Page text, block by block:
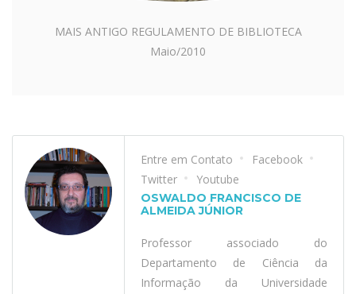
MAIS ANTIGO REGULAMENTO DE BIBLIOTECA
Maio/2010
Entre em Contato
Facebook
Twitter
Youtube
OSWALDO FRANCISCO DE
ALMEIDA JÚNIOR
Professor associado do
Departamento de Ciência da
Informação da Universidade